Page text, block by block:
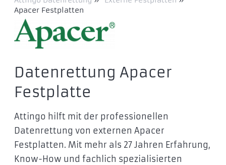
Apacer Festplatten
Datenrettung Apacer
Festplatte
Attingo hilft mit der professionellen
Datenrettung von externen Apacer
Festplatten. Mit mehr als 27 Jahren Erfahrung,
Know-How und fachlich spezialisierten